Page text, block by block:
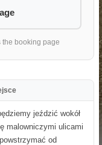
the booking page
jeździć wokół
malowniczymi ulicami
od